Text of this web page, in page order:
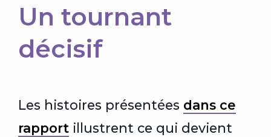
Un tournant
décisif
Les histoires présentées dans ce
rapportillustrent ce qui devient